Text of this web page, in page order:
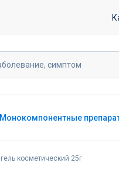
Монокомпонентные
косметический 25г